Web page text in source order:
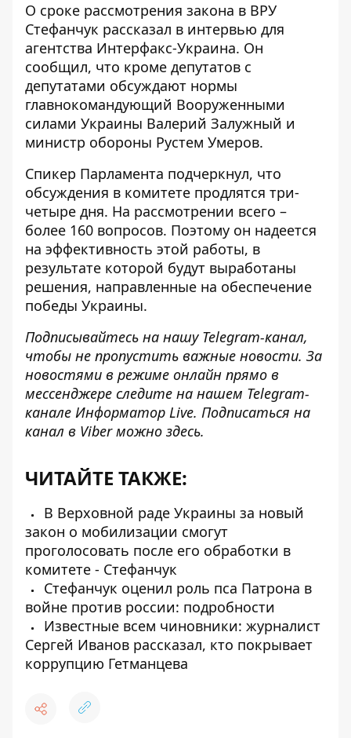
О сроке рассмотрения закона в ВРУ
Стефанчук рассказал в интервью для
агентства Интерфакс-Украина. Он
сообщил, что кроме депутатов с
депутатами обсуждают нормы
главнокомандующий Вооруженными
силами Украины Валерий Залужный и
министр обороны Рустем Умеров.
Спикер Парламента подчеркнул, что
обсуждения в комитете продлятся три-
четыре дня. На рассмотрении всего –
более 160 вопросов. Поэтому он надеется
на эффективность этой работы, в
результате которой будут выработаны
решения, направленные на обеспечение
победы Украины.
Подписывайтесь на нашу Telegram-канал,
чтобы не пропустить важные новости. За
новостями в режиме онлайн прямо в
мессенджере следите на нашем Telegram-
канале Информатор Live. Подписаться на
канал в Viber можно здесь.
ЧИТАЙТЕ ТАКЖЕ:
В Верховной раде Украины за новый
закон о мобилизации смогут
проголосовать после его обработки в
комитете - Стефанчук
Стефанчук оценил роль пса Патрона в
войне против россии: подробности
Известные всем чиновники: журналист
Сергей Иванов рассказал, кто покрывает
коррупцию Гетманцева